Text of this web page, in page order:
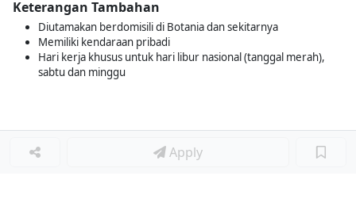
Keterangan Tambahan
Diutamakan berdomisili di Botania dan sekitarnya
Memiliki kendaraan pribadi
Hari kerja khusus untuk hari libur nasional (tanggal merah),
sabtu dan minggu
Apply